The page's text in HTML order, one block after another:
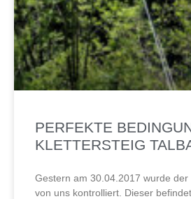
PERFEKTE
KLETTERSTEIG
Gestern am 30.04.2017 wurde der
von uns kontrolliert. Dieser